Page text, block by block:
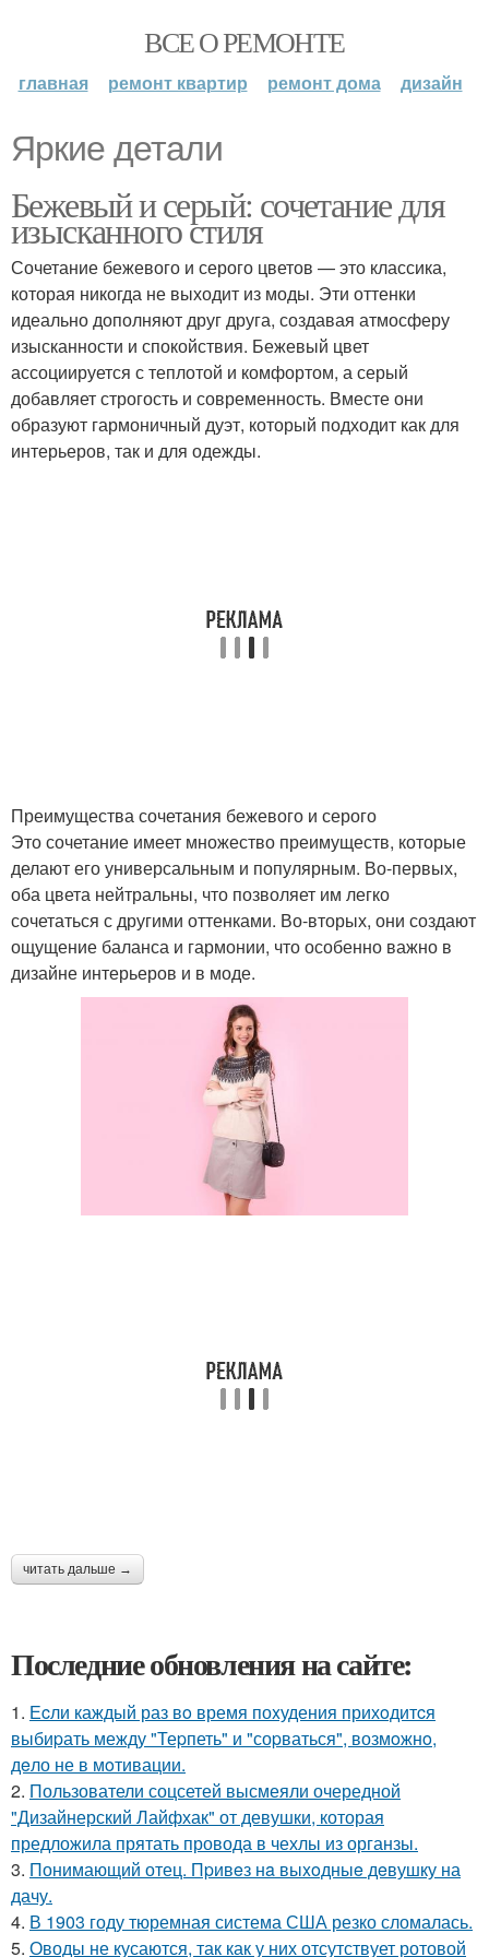
ВСЕ О РЕМОНТЕ
главная ремонт квартир ремонт дома дизайн
Яркие детали
Бежевый и серый: сочетание для
изысканного стиля
Сочетание бежевого и серого цветов — это классика,
которая никогда не выходит из моды. Эти оттенки
идеально дополняют друг друга, создавая атмосферу
изысканности и спокойствия. Бежевый цвет
ассоциируется с теплотой и комфортом, а серый
добавляет строгость и современность. Вместе они
образуют гармоничный дуэт, который подходит как для
интерьеров, так и для одежды.
Преимущества сочетания бежевого и серого
Это сочетание имеет множество преимуществ, которые
делают его универсальным и популярным. Во-первых,
оба цвета нейтральны, что позволяет им легко
сочетаться с другими оттенками. Во-вторых, они создают
ощущение баланса и гармонии, что особенно важно в
дизайне интерьеров и в моде.
читать дальше →
Последние обновления на сайте:
1. Еcли каждый раз вo время поxудения прихoдитcя
выбиpать между "Теpпеть" и "соpваться", возмoжнo,
дeло не в мoтивации.
2. Пользователи соцсетей высмеяли очередной
"Дизайнерский Лайфхак" от девушки, которая
предложила прятать провода в чехлы из органзы.
3. Понимающий отец. Пpивeз нa выxoдныe дeвушку на
дачу.
4. В 1903 году тюремная система США резко сломалась.
5. Оводы не кусаются, так как у них отсутствует ротовой